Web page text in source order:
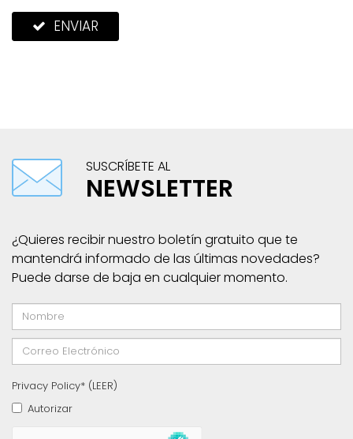
ENVIAR
SUSCRÍBETE AL
NEWSLETTER
¿Quieres recibir nuestro boletín gratuito que te
mantendrá informado de las últimas novedades?
Puede darse de baja en cualquier momento.
Privacy Policy* (LEER)
Autorizar